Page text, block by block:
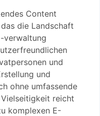
Content
die Landschaft
verwaltung
und
und
ohne umfassende
Vielseitigkeit reicht
komplexen E-